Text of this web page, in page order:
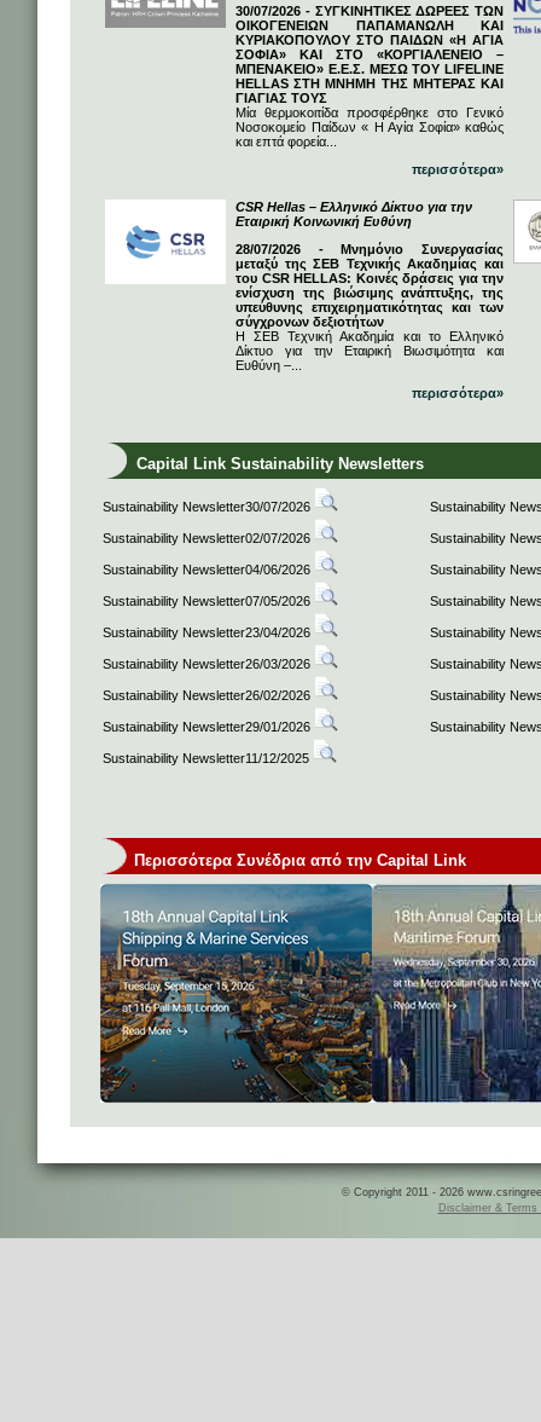
30/07/2026 - ΣΥΓΚΙΝΗΤΙΚΕΣ ΔΩΡΕΕΣ ΤΩΝ
ΟΙΚΟΓΕΝΕΙΩΝ ΠΑΠΑΜΑΝΩΛΗ ΚΑΙ
ΚΥΡΙΑΚΟΠΟΥΛΟΥ ΣΤΟ ΠΑΙΔΩΝ «Η ΑΓΙΑ
ΣΟΦΙΑ» ΚΑΙ ΣΤΟ «ΚΟΡΓΙΑΛΕΝΕΙΟ –
ΜΠΕΝΑΚΕΙΟ» Ε.Ε.Σ. ΜΕΣΩ ΤΟΥ LIFELINE
HELLAS ΣΤΗ ΜΝΗΜΗ ΤΗΣ ΜΗΤΕΡΑΣ ΚΑΙ
ΓΙΑΓΙΑΣ ΤΟΥΣ
Μία θερμοκοιτίδα προσφέρθηκε στο Γενικό
Νοσοκομείο Παίδων « Η Αγία Σοφία» καθώς
και επτά φορεία...
περισσότερα»
CSR Hellas – Ελληνικό Δίκτυο για την
Εταιρική Κοινωνική Ευθύνη
28/07/2026 - Μνημόνιο Συνεργασίας
μεταξύ της ΣΕΒ Τεχνικής Ακαδημίας και
του CSR HELLAS: Κοινές δράσεις για την
ενίσχυση της βιώσιμης ανάπτυξης, της
υπεύθυνης επιχειρηματικότητας και των
σύγχρονων δεξιοτήτων
Η ΣΕΒ Τεχνική Ακαδημία και το Ελληνικό
Δίκτυο για την Εταιρική Βιωσιμότητα και
Ευθύνη –...
περισσότερα»
Capital Link Sustainability Newsletters
Sustainability Newsletter30/07/2026 Sustainability
Sustainability Newsletter02/07/2026 Sustainability
Sustainability Newsletter04/06/2026 Sustainability
Sustainability Newsletter07/05/2026 Sustainability
Sustainability Newsletter23/04/2026 Sustainability
Sustainability Newsletter26/03/2026 Sustainability
Sustainability Newsletter26/02/2026 Sustainability
Sustainability Newsletter29/01/2026 Sustainability
Sustainability Newsletter11/12/2025
Περισσότερα Συνέδρια από την Capital Link
© Copyright 2011 - 2026
Disclaimer & Terms